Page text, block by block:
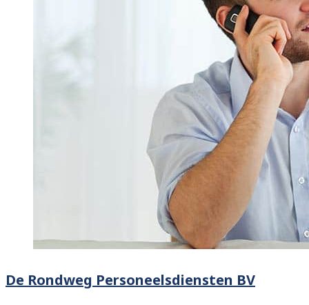
De Rondweg Personeelsdiensten BV